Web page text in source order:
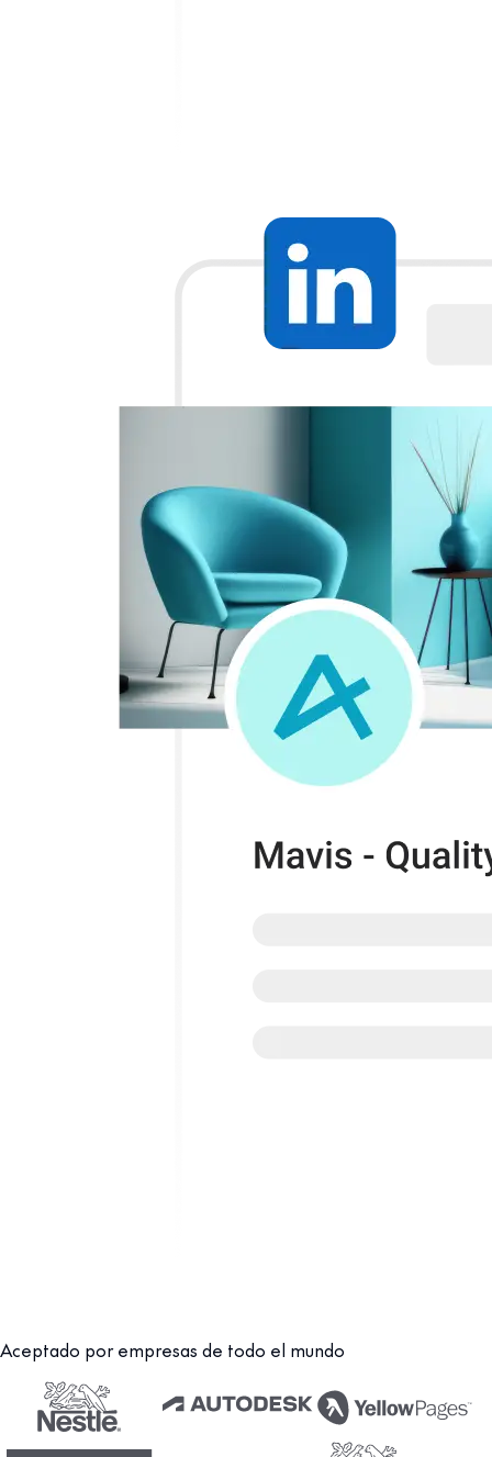
Aceptado por empresas de todo el mundo